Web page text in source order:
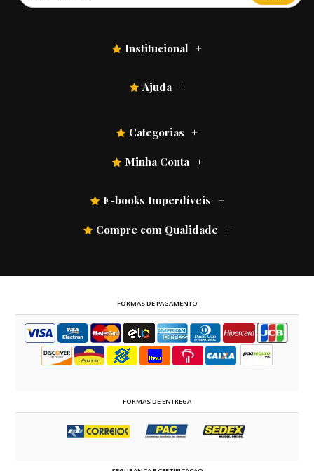
Institucional
Ajuda
Categorias
Minha Conta
E-books Imperdíveis
Compre com Qualidade
FORMAS DE PAGAMENTO
FORMAS DE ENTREGA